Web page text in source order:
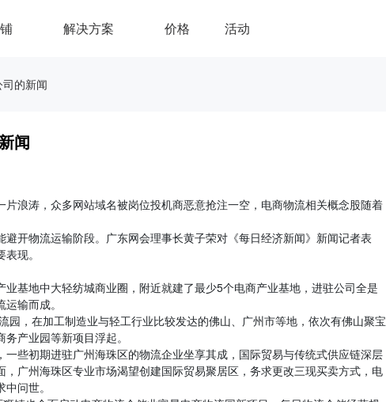
解决方案 价格 活动
的新闻
闻
浪涛，众多网站域名被岗位投机商恶意抢注一空，电商物流相关概念股随着
开物流运输阶段。广东网会理事长黄子荣对《每日经济新闻》新闻记者表
现。
基地中大轻纺城商业圈，附近就建了最少5个电商产业基地，进驻公司全是
输而成。
，在加工制造业与轻工行业比较发达的佛山、广州市等地，依次有佛山聚宝
产业园等新项目浮起。
些初期进驻广州海珠区的物流企业坐享其成，国际贸易与传统式供应链深层
广州海珠区专业市场渴望创建国际贸易聚居区，务求更改三现买卖方式，电
问世。